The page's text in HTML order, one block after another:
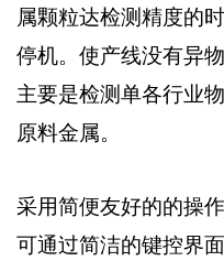
属颗粒达检测精度的
停机。使产线没有异物
主要是检测单各行业
原料金属。
采用简便友好的的操
可通过简洁的键控界